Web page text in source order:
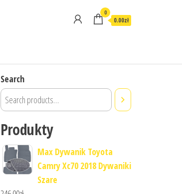
0
0.00zł
Search
Produkty
Max Dywanik Toyota
Camry Xc70 2018 Dywaniki
Szare